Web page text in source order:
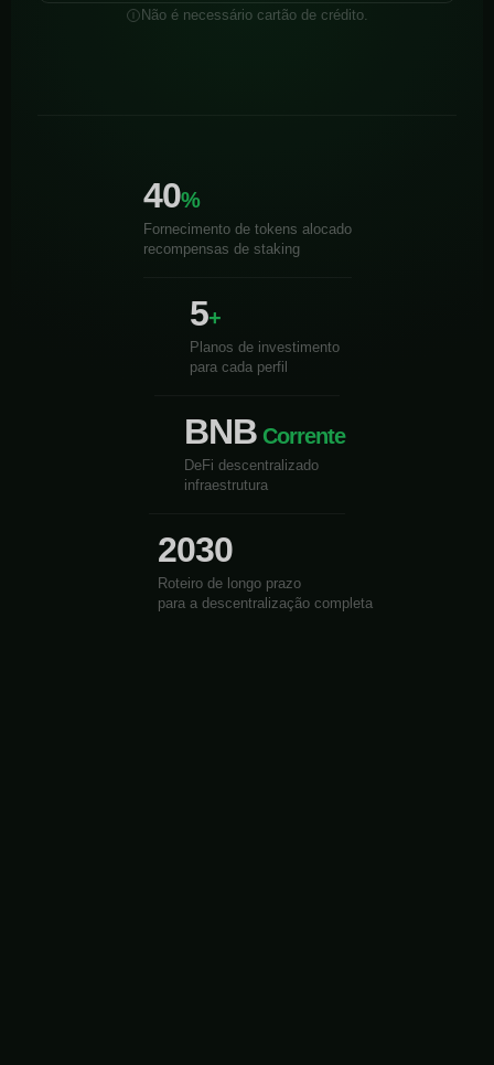
Não é necessário cartão de crédito.
40%
Fornecimento de tokens alocado
recompensas de staking
5+
Planos de investimento
para cada perfil
BNB Corrente
DeFi descentralizado
infraestrutura
2030
Roteiro de longo prazo
para a descentralização completa